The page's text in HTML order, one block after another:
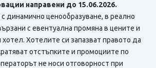
направени до 15.06.2026.
динамично ценообразуване, в реално
с евентуална промяна в цените и
хотел. Хотелите си запазват правото да
отстъпките и промоциите по
не носи отговорност при